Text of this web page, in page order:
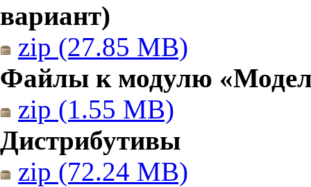
вариант)
zip (27.85 MB)
Файлы к модулю
zip (1.55 MB)
Дистрибутивы
zip (72.24 MB)